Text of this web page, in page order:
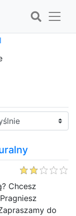
Chcesz
do